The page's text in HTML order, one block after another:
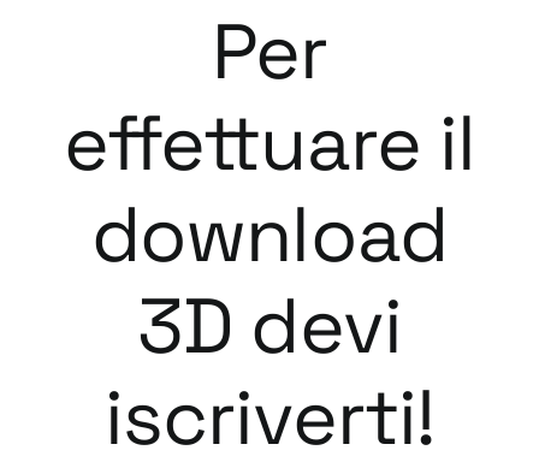
Per
effettuare il
download
3D devi
iscriverti!